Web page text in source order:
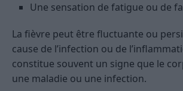
Une sensation de fatigue ou de
La fièvre peut être fluctuante ou
cause de l’infection ou de
constitue souvent un signe que le
une maladie ou une infection.